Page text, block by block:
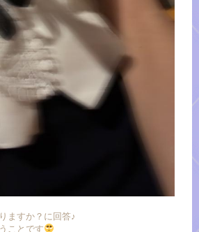
ますか？に回答♪
ことです